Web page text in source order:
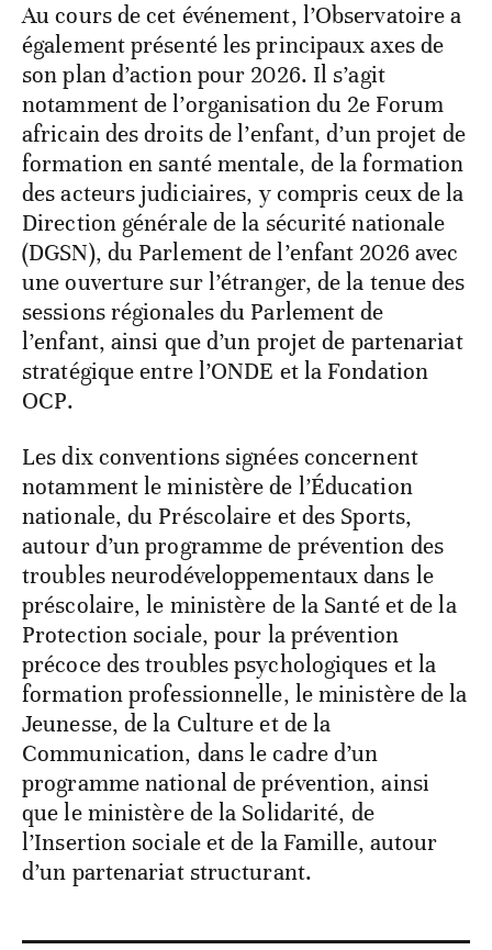
Au cours de cet événement, l’Observatoire a
également présenté les principaux axes de
son plan d’action pour 2026. Il s’agit
notamment de l’organisation du 2e Forum
africain des droits de l’enfant, d’un projet de
formation en santé mentale, de la formation
des acteurs judiciaires, y compris ceux de la
Direction générale de la sécurité nationale
(DGSN), du Parlement de l’enfant 2026 avec
une ouverture sur l’étranger, de la tenue des
sessions régionales du Parlement de
l’enfant, ainsi que d’un projet de partenariat
stratégique entre l’ONDE et la Fondation
OCP.
Les dix conventions signées concernent
notamment le ministère de l’Éducation
nationale, du Préscolaire et des Sports,
autour d’un programme de prévention des
troubles neurodéveloppementaux dans le
préscolaire, le ministère de la Santé et de la
Protection sociale, pour la prévention
précoce des troubles psychologiques et la
formation professionnelle, le ministère de la
Jeunesse, de la Culture et de la
Communication, dans le cadre d’un
programme national de prévention, ainsi
que le ministère de la Solidarité, de
l’Insertion sociale et de la Famille, autour
d’un partenariat structurant.